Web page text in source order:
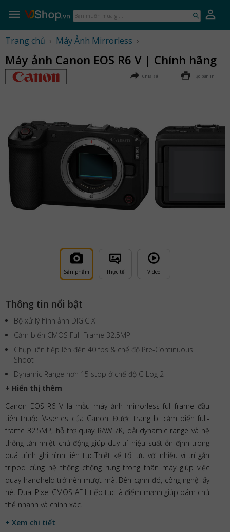
Bạn
muốn
mua
gì...
Trang chủ › Máy Ảnh Mirrorless ›
Máy ảnh Canon EOS R6 V | Chính hãng
Chia sẻ Tạo bản in
Sản phẩm Thực tế Video
Thông tin nổi bật
Bộ xử lý hình ảnh DIGIC X
Cảm biến CMOS Full-Frame 32.5MP
Chụp liên tiếp lên đến 40 fps & chế độ Pre-Continuous
Shoot
Dynamic Range hơn 15 stop ở chế độ C-Log 2
+ Hiển thị thêm
Canon EOS R6 V là mẫu máy ảnh mirrorless full-frame đầu
tiên thuộc V-series của Canon. Được trang bị cảm biến full-
frame 32.5MP, hỗ trợ quay RAW 7K, dải dynamic range và hệ
thống tản nhiệt chủ động giúp duy trì hiệu suất ổn định trong
quá trình ghi hình liên tục.Thiết kế tối ưu với nhiều vị trí gắn
tripod cùng hệ thống chống rung trong thân máy giúp việc
quay handheld trở nên mượt mà. Bên cạnh đó, công nghệ lấy
nét Dual Pixel CMOS AF II tiếp tục là điểm mạnh giúp bám chủ
thể nhanh và chính xác.
+ Xem chi tiết